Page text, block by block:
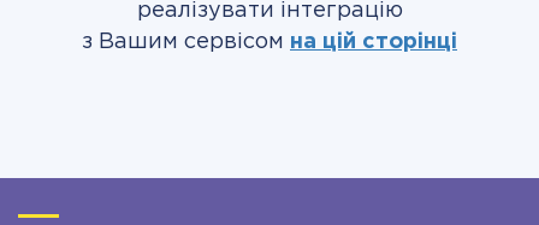
реалізувати інтеграцію
з Вашим сервісом на цій сторінці